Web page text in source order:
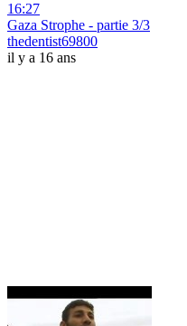
16:27
Gaza Strophe - partie 3/3
thedentist69800
il y a 16 ans